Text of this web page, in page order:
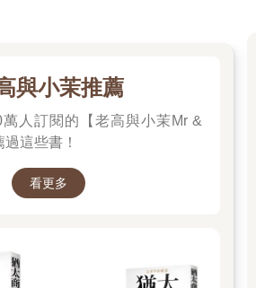
與小茉推薦
人訂閱的【老高與小茉Mr &
這些書！
看更多